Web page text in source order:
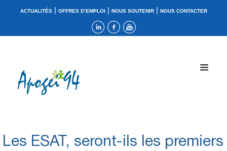
ACTUALITÉS| OFFRES D’EMPLOI| NOUS SOUTENIR| NOUS CONTACTER
Les ESAT, seront-ils les premiers